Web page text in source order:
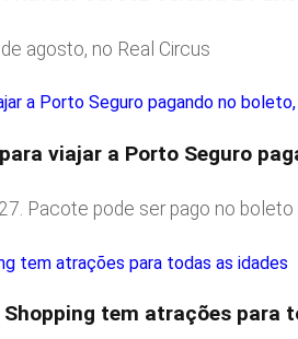
agosto, no Real Circus
viajar a Porto Seguro
Pacote pode ser pago no boleto
tem atrações para